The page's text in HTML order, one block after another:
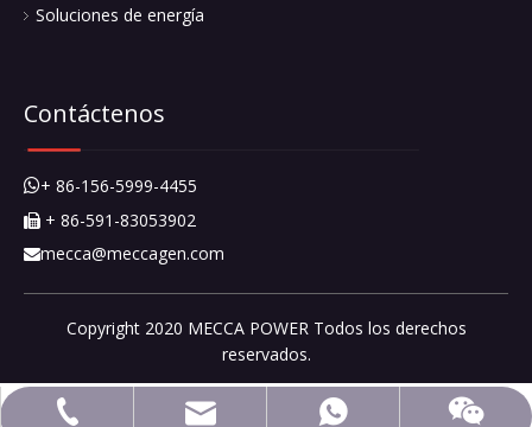
+ 86-591-83053902
mecca@meccagen.com
+ 86-15659994455
Soluciones de energía
Contáctenos
+ 86-156-5999-4455
 + 86-591-83053902
mecca@meccagen.com
Copyright 2020 MECCA POWER Todos los derechos
reservados.